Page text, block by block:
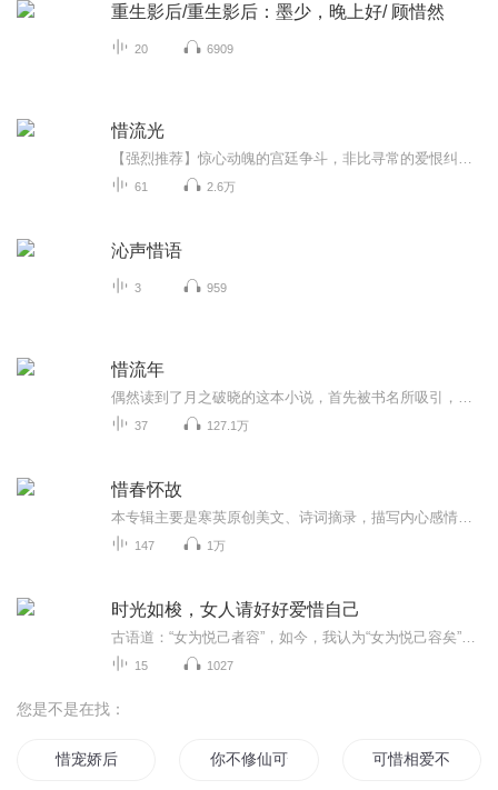
重生影后/重生影后：墨少，晚上好/ 顾惜然
20 6909
惜流光
61 2.6万
沁声惜语
3 959
惜流年
37 127.1万
惜春怀故
147 1万
时光如梭，女人请好好爱惜自己
15 1027
您是不是在找：
惜宠娇后 你不修仙可惜了 可惜相爱不能在